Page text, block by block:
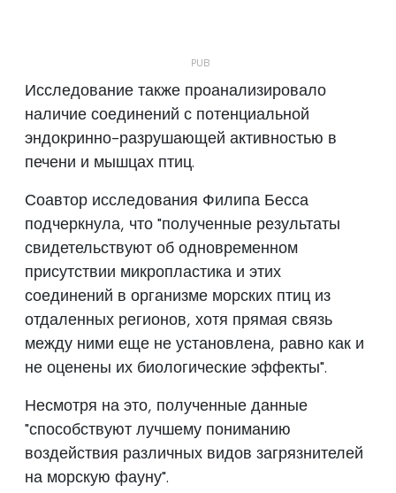
Исследование также проанализировало
наличие соединений с потенциальной
эндокринно-разрушающей активностью в
печени и мышцах птиц.
Соавтор исследования Филипа Бесса
подчеркнула, что "полученные результаты
свидетельствуют об одновременном
присутствии микропластика и этих
соединений в организме морских птиц из
отдаленных регионов, хотя прямая связь
между ними еще не установлена, равно как и
не оценены их биологические эффекты".
Несмотря на это, полученные данные
"способствуют лучшему пониманию
воздействия различных видов загрязнителей
на морскую фауну".